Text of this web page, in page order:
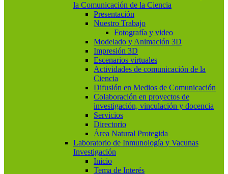
la Comunicación de la Ciencia
Presentación
Nuestro Trabajo
Fotografía y video
Modelado y Animación 3D
Impresión 3D
Escenarios virtuales
Actividades de comunicación de la
Ciencia
Difusión en Medios de Comunicación
Colaboración en proyectos de
investigación, vinculación y docencia
Servicios
Directorio
Área Natural Protegida
Laboratorio de Inmunología y Vacunas
Investigación
Inicio
Tema de Interés